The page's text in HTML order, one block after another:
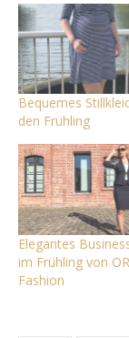
Bequemes
den Frühling
Elegantes
im Frühling von
Fashion